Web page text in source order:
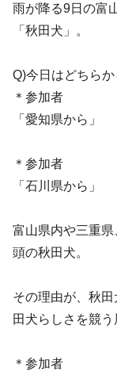
雨が降る9日の富
「秋田犬」。
Q)今日はどちら
＊参加者
「愛知県から」
＊参加者
「石川県から」
富山県内や三重
頭の秋田犬。
その理由が、秋
田犬らしさを競う
＊参加者